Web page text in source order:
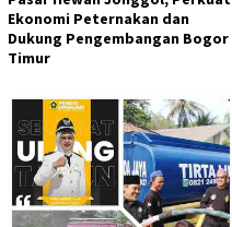
Ekonomi Peternakan dan
Dukung Pengembangan Bogor
Timur